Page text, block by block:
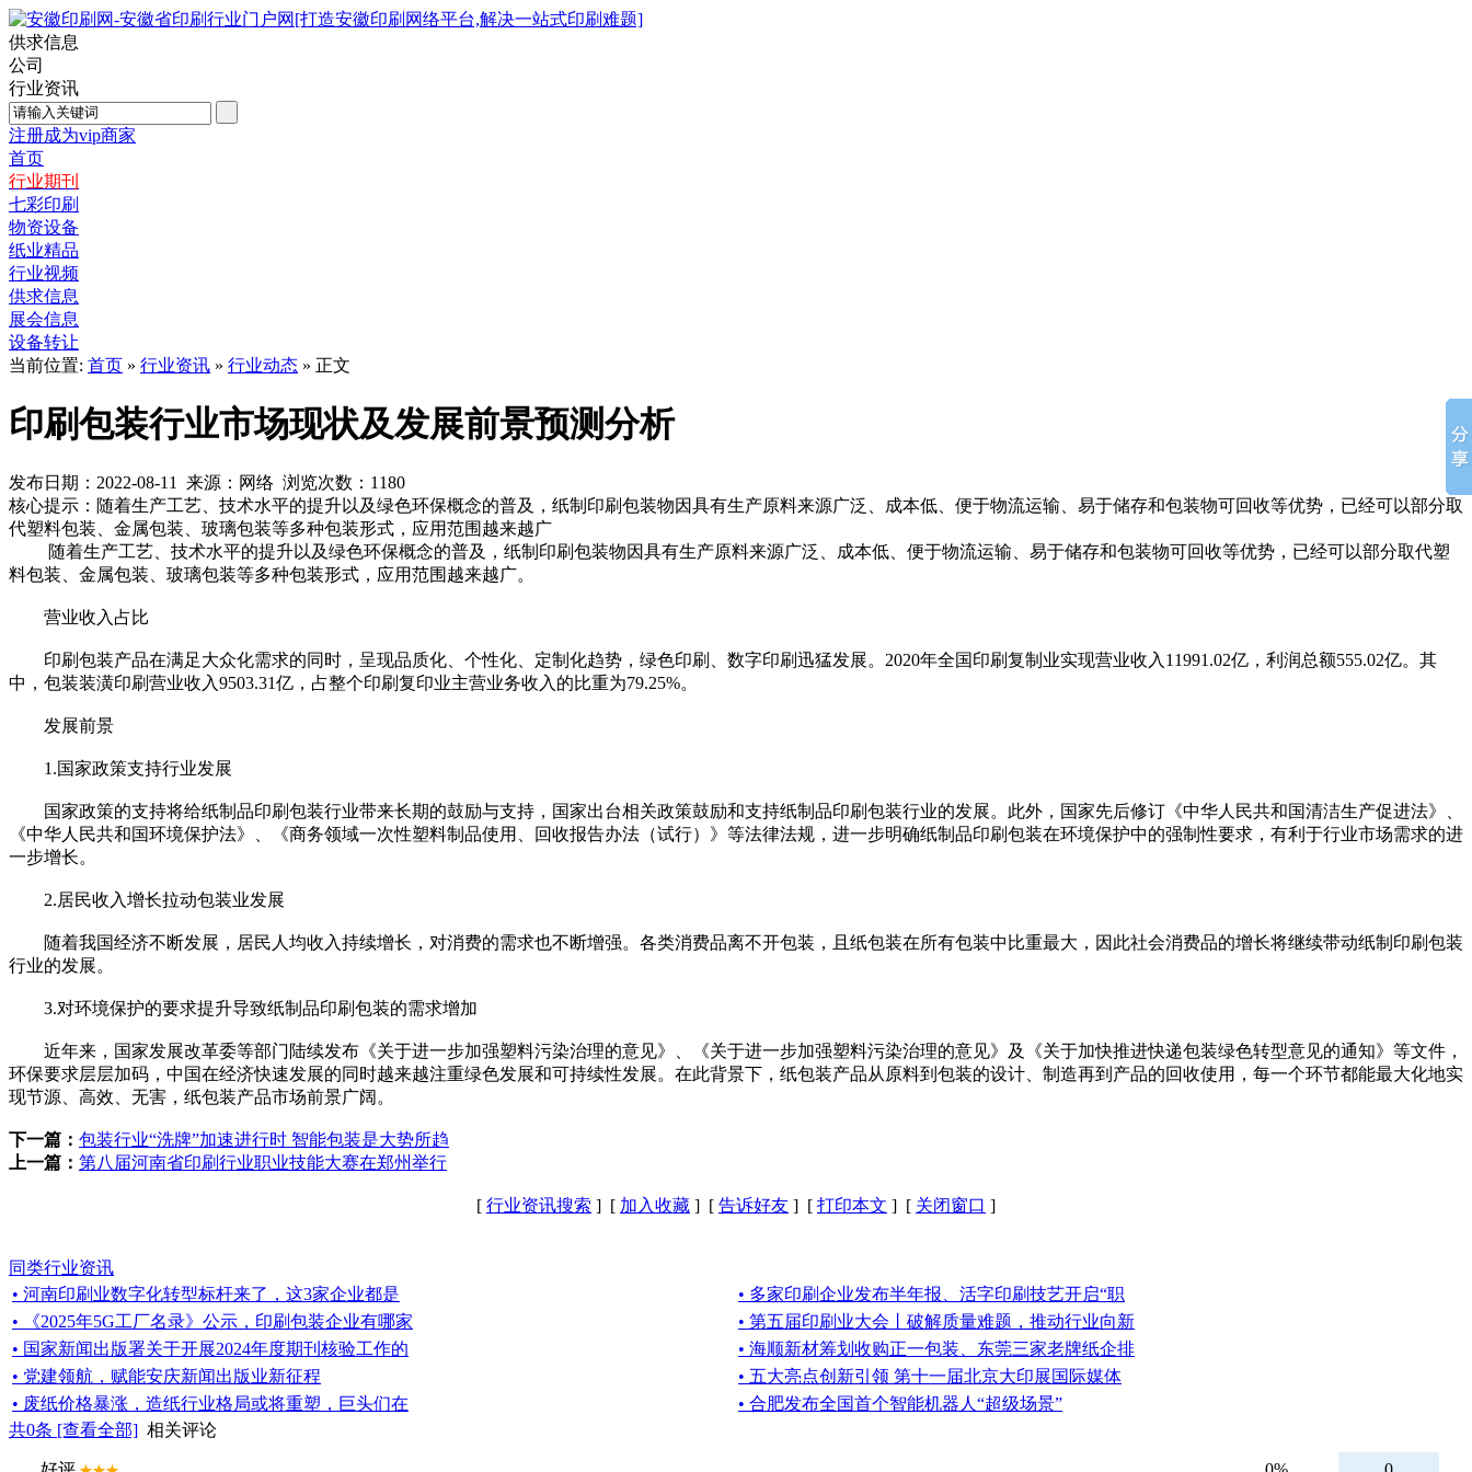
供求信息
公司
行业资讯
注册成为vip商家
首页
行业期刊
七彩印刷
物资设备
纸业精品
行业视频
供求信息
展会信息
设备转让
当前位置: 首页 » 行业资讯 » 行业动态 » 正文
印刷包装行业市场现状及发展前景预测分析
发布日期：2022-08-11 来源：网络 浏览次数： 1180
核心提示：随着生产工艺、技术水平的提升以及绿色环保概念的普及，纸制印刷包装物因具有生产原料来源广泛、成本低、便于物流运输、易于储存和包装物可回收等优势，已经可以部分取
代塑料包装、金属包装、玻璃包装等多种包装形式，应用范围越来越广
随着生产工艺、技术水平的提升以及绿色环保概念的普及，纸制印刷包装物因具有生产原料来源广泛、成本低、便于物流运输、易于储存和包装物可回收等优势，已经可以部分取代塑
料包装、金属包装、玻璃包装等多种包装形式，应用范围越来越广。
营业收入占比
印刷包装产品在满足大众化需求的同时，呈现品质化、个性化、定制化趋势，绿色印刷、数字印刷迅猛发展。2020年全国印刷复制业实现营业收入11991.02亿，利润总额555.02亿。其
中，包装装潢印刷营业收入9503.31亿，占整个印刷复印业主营业务收入的比重为79.25%。
发展前景
1.国家政策支持行业发展
国家政策的支持将给纸制品印刷包装行业带来长期的鼓励与支持，国家出台相关政策鼓励和支持纸制品印刷包装行业的发展。此外，国家先后修订《中华人民共和国清洁生产促进法》、
《中华人民共和国环境保护法》、《商务领域一次性塑料制品使用、回收报告办法（试行）》等法律法规，进一步明确纸制品印刷包装在环境保护中的强制性要求，有利于行业市场需求的进
一步增长。
2.居民收入增长拉动包装业发展
随着我国经济不断发展，居民人均收入持续增长，对消费的需求也不断增强。各类消费品离不开包装，且纸包装在所有包装中比重最大，因此社会消费品的增长将继续带动纸制印刷包装
行业的发展。
3.对环境保护的要求提升导致纸制品印刷包装的需求增加
近年来，国家发展改革委等部门陆续发布《关于进一步加强塑料污染治理的意见》、《关于进一步加强塑料污染治理的意见》及《关于加快推进快递包装绿色转型意见的通知》等文件，
环保要求层层加码，中国在经济快速发展的同时越来越注重绿色发展和可持续性发展。在此背景下，纸包装产品从原料到包装的设计、制造再到产品的回收使用，每一个环节都能最大化地实
现节源、高效、无害，纸包装产品市场前景广阔。
下一篇： 包装行业“洗牌”加速进行时 智能包装是大势所趋
上一篇： 第八届河南省印刷行业职业技能大赛在郑州举行
[ 行业资讯搜索 ] [ 加入收藏 ] [ 告诉好友 ] [ 打印本文 ] [ 关闭窗口 ]
同类行业资讯
• 河南印刷业数字化转型标杆来了，这3家企业都是
• 多家印刷企业发布半年报、活字印刷技艺开启“职
• 《2025年5G工厂名录》公示，印刷包装企业有哪家
• 第五届印刷业大会丨破解质量难题，推动行业向新
• 国家新闻出版署关于开展2024年度期刊核验工作的
• 海顺新材筹划收购正一包装、东莞三家老牌纸企排
• 党建领航，赋能安庆新闻出版业新征程
• 五大亮点创新引领 第十一届北京大印展国际媒体
• 废纸价格暴涨，造纸行业格局或将重塑，巨头们在
• 合肥发布全国首个智能机器人“超级场景”
共0条 [查看全部] 相关评论